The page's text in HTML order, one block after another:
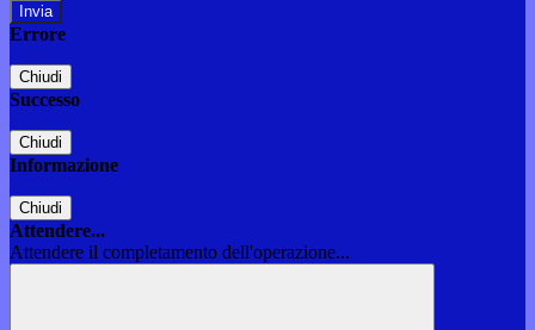
Errore
Chiudi
Successo
Chiudi
Informazione
Chiudi
Attendere...
Attendere il completamento dell'operazione...